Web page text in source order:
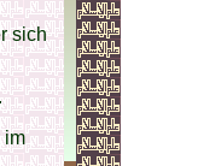
sich
im